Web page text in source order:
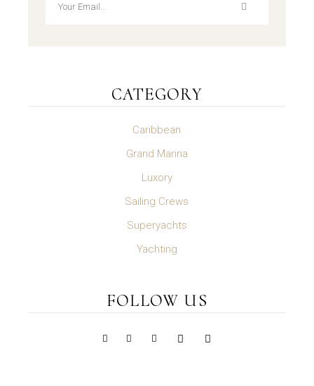
CATEGORY
Caribbean
Grand Marina
Luxory
Sailing Crews
Superyachts
Yachting
FOLLOW US